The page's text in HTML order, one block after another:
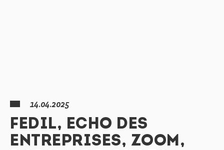
14.04.2025
FEDIL, ECHO DES
ENTREPRISES, ZOOM,